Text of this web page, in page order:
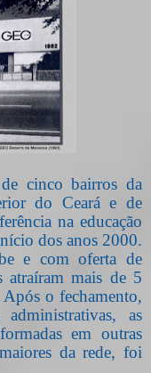
cinco bairros da
do Ceará e de
na educação
dos anos 2000.
e com oferta de
atraíram mais de 5
o fechamento,
as
em outras
da rede, foi